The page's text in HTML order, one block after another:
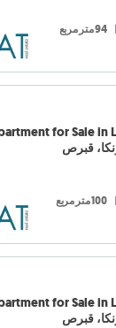
94 متر مربع
قبرص
100 متر مربع
قبرص